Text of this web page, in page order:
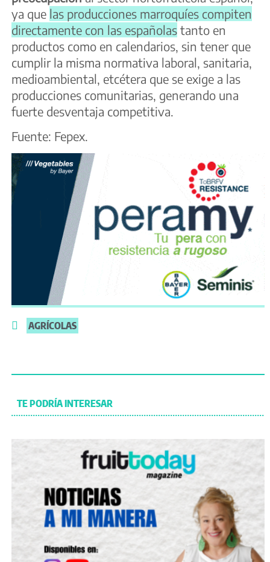
ya que las producciones marroquíes compiten
directamente con las españolas tanto en
productos como en calendarios, sin tener que
cumplir la misma normativa laboral, sanitaria,
medioambiental, etcétera que se exige a las
producciones comunitarias, generando una
fuerte desventaja competitiva.
Fuente: Fepex.
AGRÍCOLAS
TE PODRÍA INTERESAR